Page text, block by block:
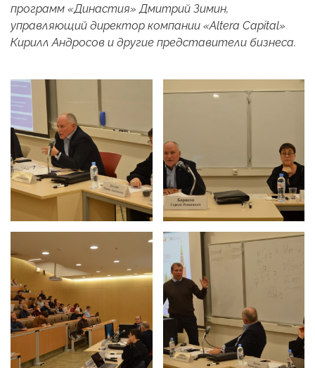
программ «Династия» Дмитрий Зимин,
управляющий директор компании «Altera Capital»
Кирилл Андросов и другие представители бизнеса.